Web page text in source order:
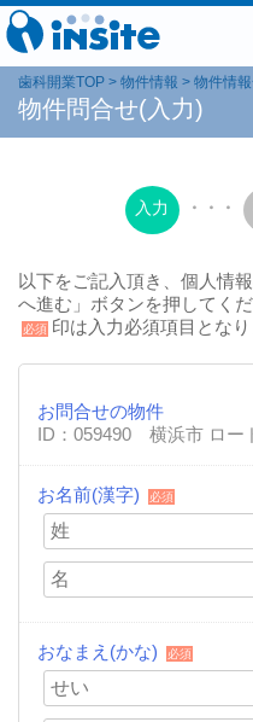
歯科開業TOP 物件情報 物件情
物件問合せ(入力)
入力 ・・・
以下をご記入頂き、個人情
へ進む」ボタンを押してくだ
必須 印は入力必須項目となり
お問合せの物件
ID：059490 横浜市 ロー
お名前(漢字) 必須
おなまえ(かな) 必須